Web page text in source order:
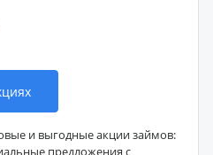
и выгодные акции займов:
предложения с